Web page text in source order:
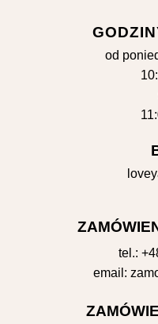
od
tel.:
email: